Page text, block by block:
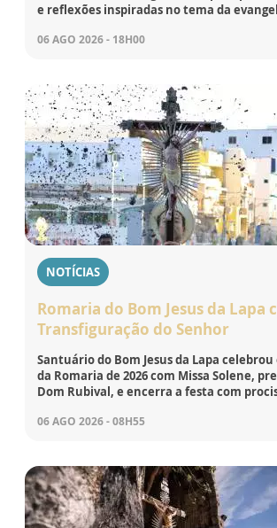
e reflexões inspiradas no tema da
06 AGO 2026 - 18H00
NOTÍCIAS
Romaria do Bom Jesus da Lapa
Transfiguração do Senhor
Santuário do Bom Jesus da Lapa celebrou
da Romaria de 2026 com Missa Solene,
Dom Rubival, e encerra a festa com
06 AGO 2026 - 08H55